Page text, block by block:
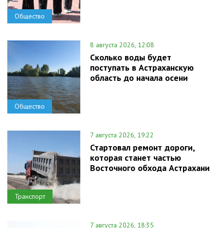
Общество
Общество
8 августа 2026, 12:08
Сколько воды будет
поступать в Астраханскую
область до начала осени
Транспорт
7 августа 2026, 19:22
Стартовал ремонт дороги,
которая станет частью
Восточного обхода Астрахани
7 августа 2026, 18:35